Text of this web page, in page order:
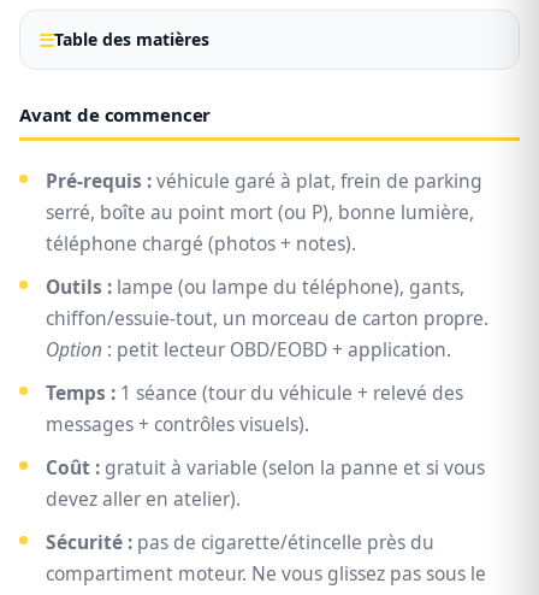
Table des matières
Avant de commencer
Pré-requis :véhicule garé à plat, frein de parking
serré, boîte au point mort (ou P), bonne lumière,
téléphone chargé (photos + notes).
Outils : lampe (ou lampe du téléphone), gants,
chiffon/essuie-tout, un morceau de carton propre.
Option : petit lecteur OBD/EOBD + application.
Temps : 1 séance (tour du véhicule + relevé des
messages + contrôles visuels).
Coût : gratuit à variable (selon la panne et si vous
devez aller en atelier).
Sécurité : pas de cigarette/étincelle près du
compartiment moteur. Ne vous glissez pas sous le